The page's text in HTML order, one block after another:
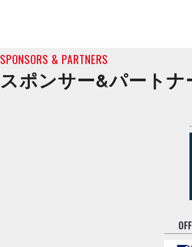
SPONSORS & PARTNERS
スポンサー&パートナ